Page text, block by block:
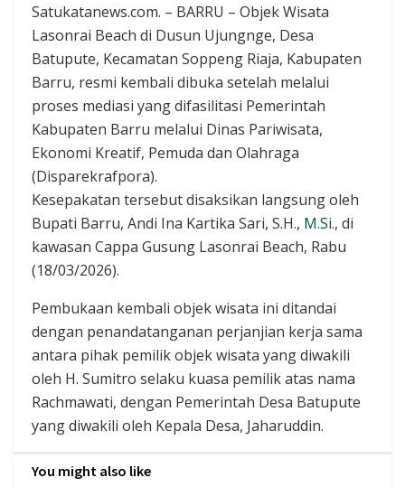
Satukatanews.com. – BARRU – Objek Wisata
Lasonrai Beach di Dusun Ujungnge, Desa
Batupute, Kecamatan Soppeng Riaja, Kabupaten
Barru, resmi kembali dibuka setelah melalui
proses mediasi yang difasilitasi Pemerintah
Kabupaten Barru melalui Dinas Pariwisata,
Ekonomi Kreatif, Pemuda dan Olahraga
(Disparekrafpora).
Kesepakatan tersebut disaksikan langsung oleh
Bupati Barru, Andi Ina Kartika Sari, S.H., M.Si., di
kawasan Cappa Gusung Lasonrai Beach, Rabu
(18/03/2026).
Pembukaan kembali objek wisata ini ditandai
dengan penandatanganan perjanjian kerja sama
antara pihak pemilik objek wisata yang diwakili
oleh H. Sumitro selaku kuasa pemilik atas nama
Rachmawati, dengan Pemerintah Desa Batupute
yang diwakili oleh Kepala Desa, Jaharuddin.
You might also like